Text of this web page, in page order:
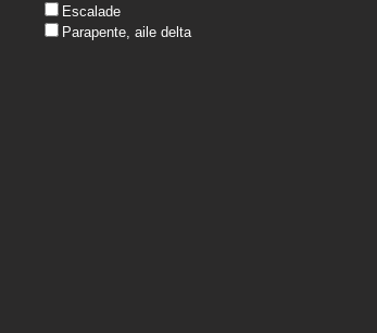
Escalade
Parapente, aile delta